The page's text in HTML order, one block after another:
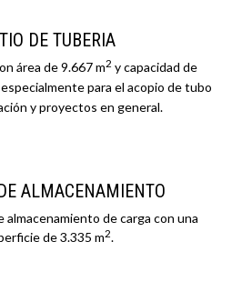
DE TUBERIA
área de 9.667 m2 y capacidad de
especialmente para el acopio de tubo
y proyectos en general.
ALMACENAMIENTO
almacenamiento de carga con una
de 3.335 m2.